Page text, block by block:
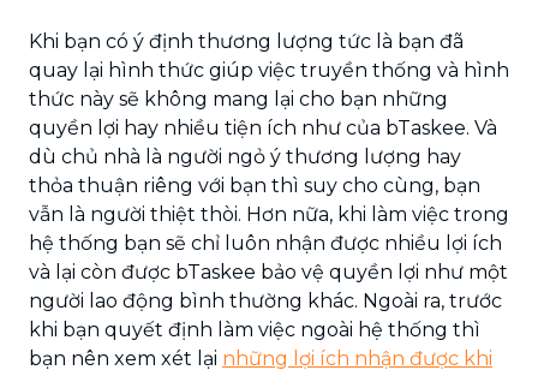
Khi bạn có ý định thương lượng tức là bạn đã
quay lại hình thức giúp việc truyền thống và hình
thức này sẽ không mang lại cho bạn những
quyền lợi hay nhiều tiện ích như của bTaskee. Và
dù chủ nhà là người ngỏ ý thương lượng hay
thỏa thuận riêng với bạn thì suy cho cùng, bạn
vẫn là người thiệt thòi. Hơn nữa, khi làm việc trong
hệ thống bạn sẽ chỉ luôn nhận được nhiều lợi ích
và lại còn được bTaskee bảo vệ quyền lợi như một
người lao động bình thường khác. Ngoài ra, trước
khi bạn quyết định làm việc ngoài hệ thống thì
bạn nên xem xét lại những lợi ích nhận được khi